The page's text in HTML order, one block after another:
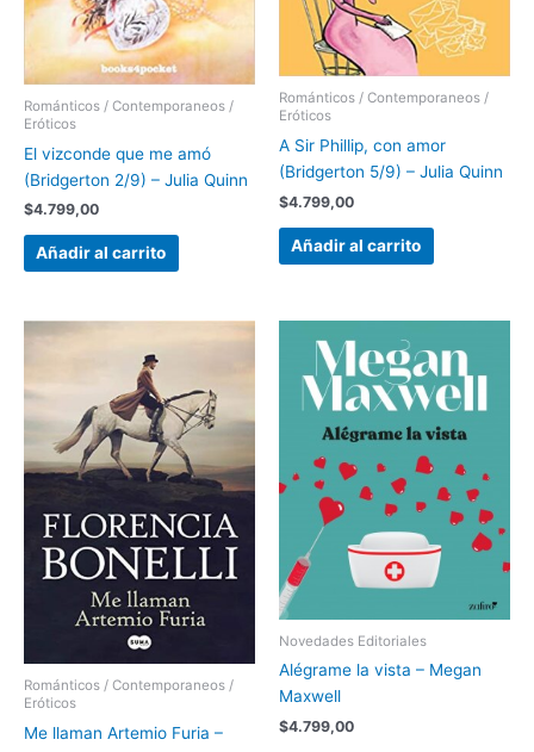
Románticos / Contemporaneos /
Eróticos
El vizconde que me amó
(Bridgerton 2/9) – Julia Quinn
$4.799,00
Añadir al carrito
Románticos / Contemporaneos /
Eróticos
A Sir Phillip, con amor
(Bridgerton 5/9) – Julia Quinn
$4.799,00
Añadir al carrito
Románticos / Contemporaneos /
Eróticos
Me llaman Artemio Furia –
Novedades Editoriales
Alégrame la vista – Megan
Maxwell
$4.799,00